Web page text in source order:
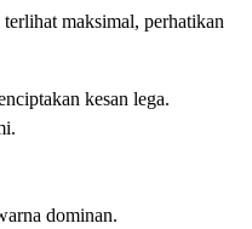
maksimal, perhatikan
kesan lega.
dominan.